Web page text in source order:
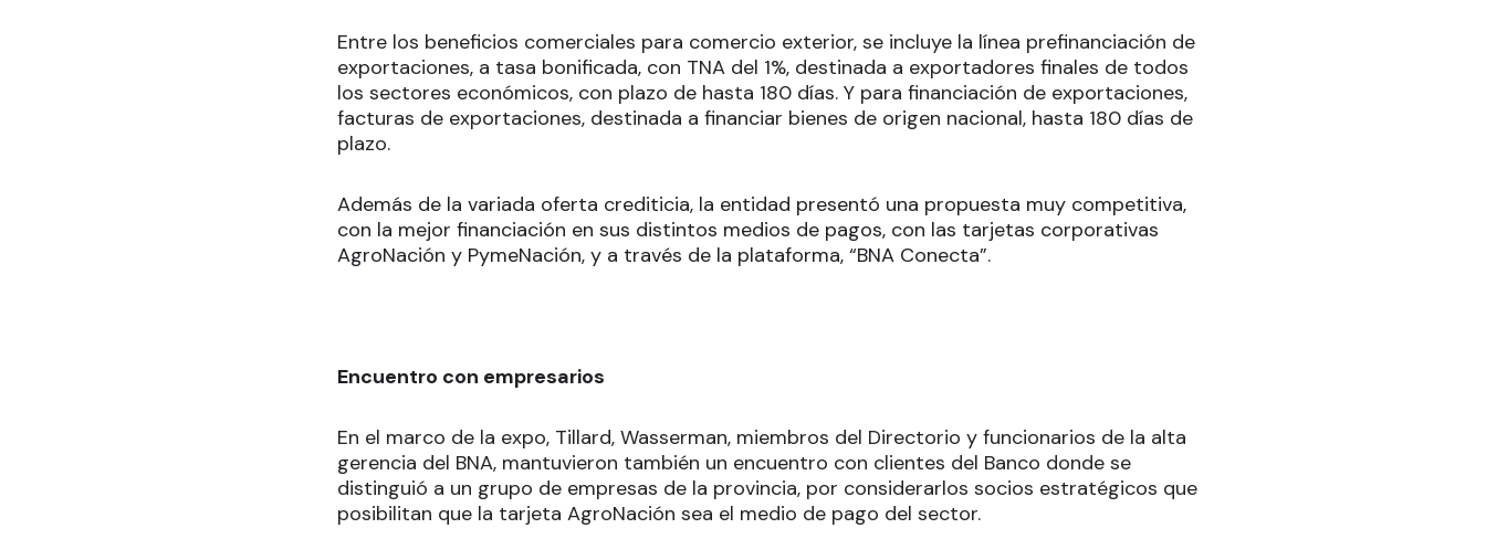
Entre los beneficios comerciales para comercio exterior, se incluye la línea prefinanciación de
exportaciones, a tasa bonificada, con TNA del 1%, destinada a exportadores finales de todos
los sectores económicos, con plazo de hasta 180 días. Y para financiación de exportaciones,
facturas de exportaciones, destinada a financiar bienes de origen nacional, hasta 180 días de
plazo.
Además de la variada oferta crediticia, la entidad presentó una propuesta muy competitiva,
con la mejor financiación en sus distintos medios de pagos, con las tarjetas corporativas
AgroNación y PymeNación, y a través de la plataforma, “BNA Conecta”.
Encuentro con empresarios
En el marco de la expo, Tillard, Wasserman, miembros del Directorio y funcionarios de la alta
gerencia del BNA, mantuvieron también un encuentro con clientes del Banco donde se
distinguió a un grupo de empresas de la provincia, por considerarlos socios estratégicos que
posibilitan que la tarjeta AgroNación sea el medio de pago del sector.